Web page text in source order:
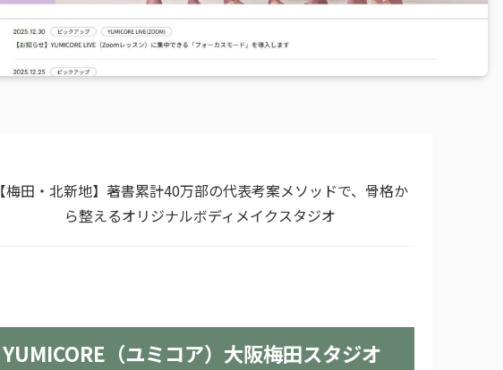
【梅田・北新地】著書累計40万部の代表考案メソッドで、骨格か
ら整えるオリジナルボディメイクスタジオ
YUMICORE（ユミコア）大阪梅田スタジオ